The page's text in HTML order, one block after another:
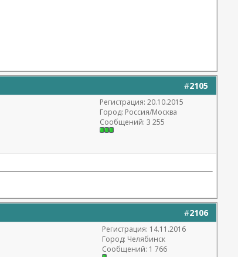
#2105
Регистрация: 20.10.2015
Город: Россия/Москва
Сообщений: 3 255
#2106
Регистрация: 14.11.2016
Город: Челябинск
Сообщений: 1 766